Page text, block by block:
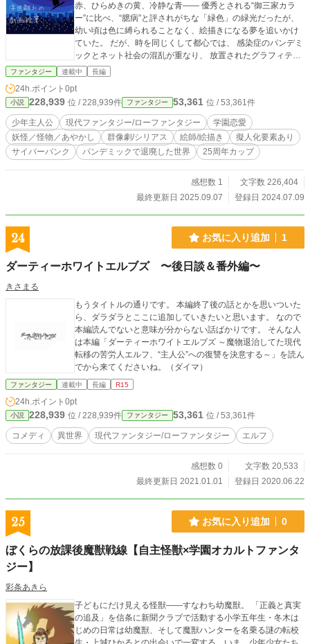
赤、ひらめきの黄、冷静な青―― 優秀とされる“御三家カラ
ー”に比べ、“臆病”と評されがちな「緑色」の緑光だったが、
幼い頃は色に縛られることなく、絵描きになる夢を追いかけ
ていた。 だが、時を同じくして都心では、 感染症のパンデミ
ックとネット社会の混乱が重なり、 放置されたグラフィティ
から“落画鬼（らくがき）”が這い出すようになっていく。 そ
不思議な文房具を武器に戦う――浮夜絵師（うきよえし）。
増え続ける落画鬼。 危険を顧みず戦う絵師たち。 そして、そ
れを“匿名の正義”が誹謗するネット社会。 やがて、夢を失っ
ていた緑光の目に、SNS上の一文が突き刺さる。 「すべての
絵師を処せ」 それは、誰かの正義であり、誰かの終わりを意
味していた。 ――これは、魂の色に翻弄される少年と、 それ
ファンタジー 連載中 長編
24h.ポイント 0pt
小説 228,939 位 / 228,939件 ファンタジー 53,361 位 / 53,361件
少年主人公 現代ファンタジー/ローファンタジー
学園恋愛
妖怪／怪物／あやかし
群像劇/シリアス 絵師/絵描き
擬人化要素あり
サイバーパンク
パンデミックで退廃した世界 25周年カップ
感想数 1
文字数 226,404
最終更新日 2025.09.07
登録日 2024.07.09
24 お気に入り追加 1
ダーティーホワイトエルブズ 〜後日談＆番外編〜
きさまる
もうタイトルの通りです。 本編終了後の話とかを思いついた
ら、ダラダラとここに追加していきたいと思います。 なので
本編読んでないと意味が分からない話ばかりです。 そんな人
は本編「ダーティーホワイトエルブズ ～魔物退治してた現代
転移の苦労人エルフ、“主人公”への復讐を決意する～」を読ん
でから来てくださいね。（ダイマ）
ファンタジー 連載中 長編 R15
24h.ポイント 0pt
小説 228,939 位 / 228,939件 ファンタジー 53,361 位 / 53,361件
コメディ 異世界 現代ファンタジー/ローファンタジー エルフ
感想数 0
文字数 20,533
最終更新日 2021.01.01
登録日 2020.06.22
25 お気に入り追加 0
ぼくらの放課後魔獣戦線【自主怪獣×学園オカルトファンタ
ジー】
彩条あきら
子どもにだけ見える怪獣――すなわち幼魔獣。 「正義と真実
の追及」を信条に新聞クラブで活動する小学五年生・冬木は
じめの日常は幼魔獣、そして魔獣ハンターを名乗る謎の転校